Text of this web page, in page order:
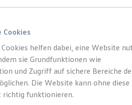
Leasing
Leasing
Leasing
Leasing
Anzahlung
Cookies
helfen dabei, eine Website
sie Grundfunktionen wie
und Zugriff auf sichere Bereiche
Die Website kann ohne diese
richtig funktionieren.